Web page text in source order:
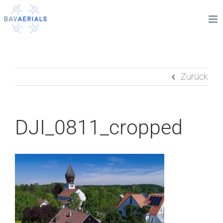
Zum
Inhalt
springen
Zurück
DJI_0811_cropped